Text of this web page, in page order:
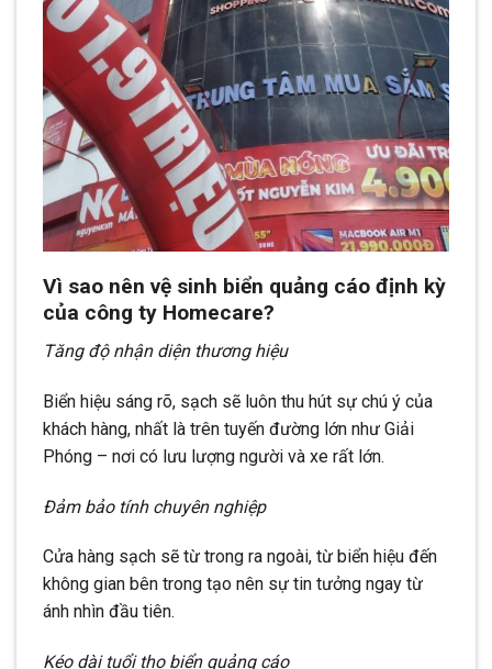
Vì sao nên vệ sinh biển quảng cáo định kỳ
của công ty Homecare?
Tăng độ nhận diện thương hiệu
Biển hiệu sáng rõ, sạch sẽ luôn thu hút sự chú ý của
khách hàng, nhất là trên tuyến đường lớn như Giải
Phóng – nơi có lưu lượng người và xe rất lớn.
Đảm bảo tính chuyên nghiệp
Cửa hàng sạch sẽ từ trong ra ngoài, từ biển hiệu đến
không gian bên trong tạo nên sự tin tưởng ngay từ
ánh nhìn đầu tiên.
Kéo dài tuổi thọ biển quảng cáo